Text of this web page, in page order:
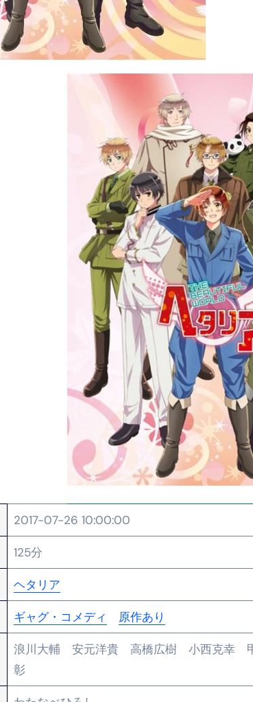
【何も言わなくても通じ合う】イタリアンの名店
2017-07-26 10:00:00
125分
ヘタリア
ギャグ・コメディ 原作あり
浪川大輔 安元洋貴 高橋広樹 小西克幸
彰